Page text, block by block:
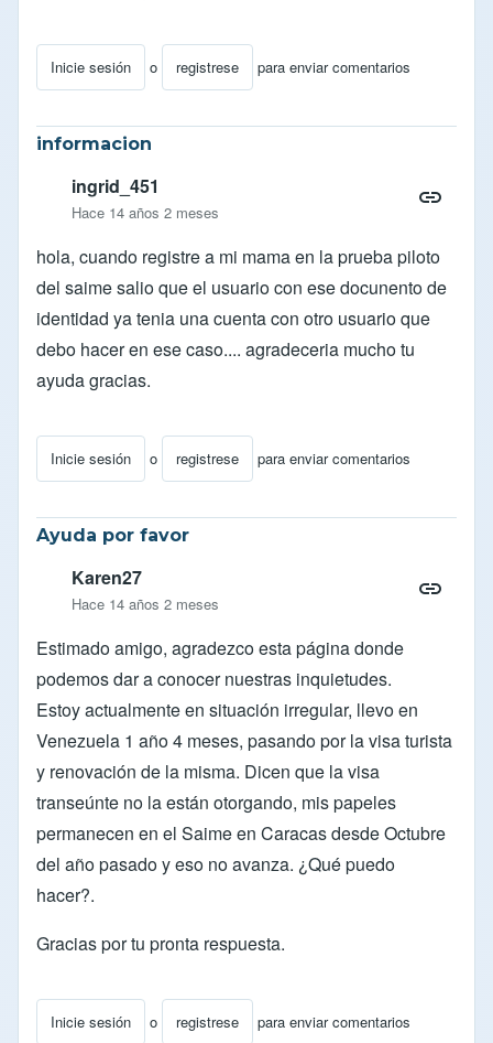
Inicie sesión o registrese para enviar comentarios
informacion
ingrid_451
Hace 14 años 2 meses
hola, cuando registre a mi mama en la prueba piloto
del saime salio que el usuario con ese docunento de
identidad ya tenia una cuenta con otro usuario que
debo hacer en ese caso.... agradeceria mucho tu
ayuda gracias.
Inicie sesión o registrese para enviar comentarios
Ayuda por favor
Karen27
Hace 14 años 2 meses
Estimado amigo, agradezco esta página donde
podemos dar a conocer nuestras inquietudes.
Estoy actualmente en situación irregular, llevo en
Venezuela 1 año 4 meses, pasando por la visa turista
y renovación de la misma. Dicen que la visa
transeúnte no la están otorgando, mis papeles
permanecen en el Saime en Caracas desde Octubre
del año pasado y eso no avanza. ¿Qué puedo
hacer?.
Gracias por tu pronta respuesta.
Inicie sesión o registrese para enviar comentarios